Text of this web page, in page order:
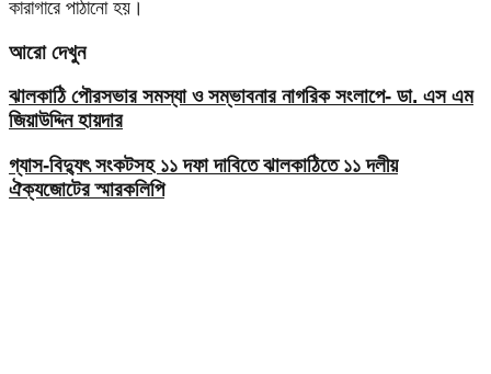
কারাগারে পাঠানো হয়।
আরো দেখুন
ঝালকাঠি পৌরসভার সমস্যা ও সম্ভাবনার নাগরিক সংলাপে- ডা. এস এম
জিয়াউদ্দিন হায়দার
গ্যাস-বিদ্যুৎ সংকটসহ ১১ দফা দাবিতে ঝালকাঠিতে ১১ দলীয়
ঐক্যজোটের স্মারকলিপি